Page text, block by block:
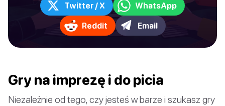
Twitter / X WhatsApp
Reddit Email
Gry na imprezę i do picia
Niezależnie od tego, czy jesteś w barze i szukasz gry